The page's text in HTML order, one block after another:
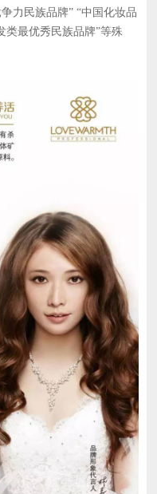
力民族品牌” “中国化妆品
类最优秀民族品牌”等殊